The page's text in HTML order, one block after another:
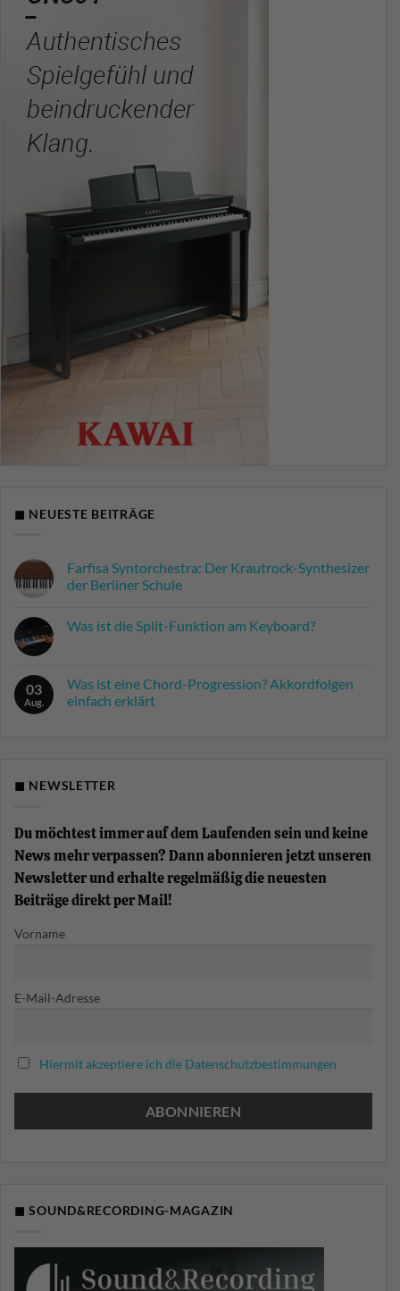
◼ NEUESTE BEITRÄGE
Farfisa Syntorchestra: Der Krautrock-Synthesizer
der Berliner Schule
zu
Synthesizer
der
Berliner
Was ist die Split-Funktion am Keyboard?
Was
ist
die
03
Aug.
Was ist eine Chord-Progression? Akkordfolgen
einfach erklärt
Chord-
erklärt
◼ NEWSLETTER
Du möchtest immer auf dem Laufenden sein und keine
News mehr verpassen? Dann abonnieren jetzt unseren
Newsletter und erhalte regelmäßig die neuesten
Beiträge direkt per Mail!
Vorname
E-Mail-Adresse
Hiermit akzeptiere ich die Datenschutzbestimmungen
◼ SOUND&RECORDING-MAGAZIN